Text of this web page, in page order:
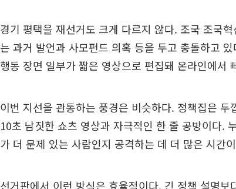
경기 평택을 재선거도 크게 다르지 않다. 조국 조국
는 과거 발언과 사모펀드 의혹 등을 두고 충돌하고
행동 장면 일부가 짧은 영상으로 편집돼 온라인에서
이번 지선을 관통하는 풍경은 비슷하다. 정책집은
10초 남짓한 쇼츠 영상과 자극적인 한 줄 공방이다.
가 더 문제 있는 사람인지 공격하는 데 더 많은 시간
선거판에서 이런 방식은 효율적이다. 긴 정책 설명